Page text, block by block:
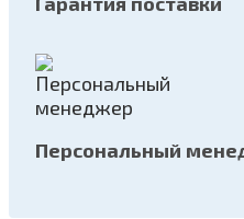
Персональный